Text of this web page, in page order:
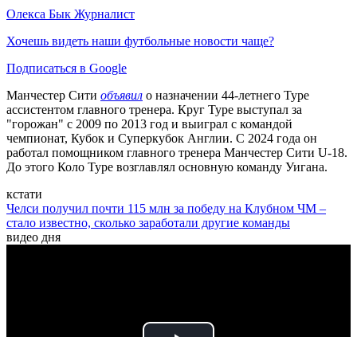
Олекса Бык Журналист
Хочешь видеть наши футбольные новости чаще?
Подписаться в Google
Манчестер Сити объявил о назначении 44-летнего Туре
ассистентом главного тренера. Круг Туре выступал за
"горожан" с 2009 по 2013 год и выиграл с командой
чемпионат, Кубок и Суперкубок Англии. С 2024 года он
работал помощником главного тренера Манчестер Сити U-18.
До этого Коло Туре возглавлял основную команду Уигана.
кстати
Челси получил почти 115 млн за победу на Клубном ЧМ –
стало известно, сколько заработали другие команды
видео дня